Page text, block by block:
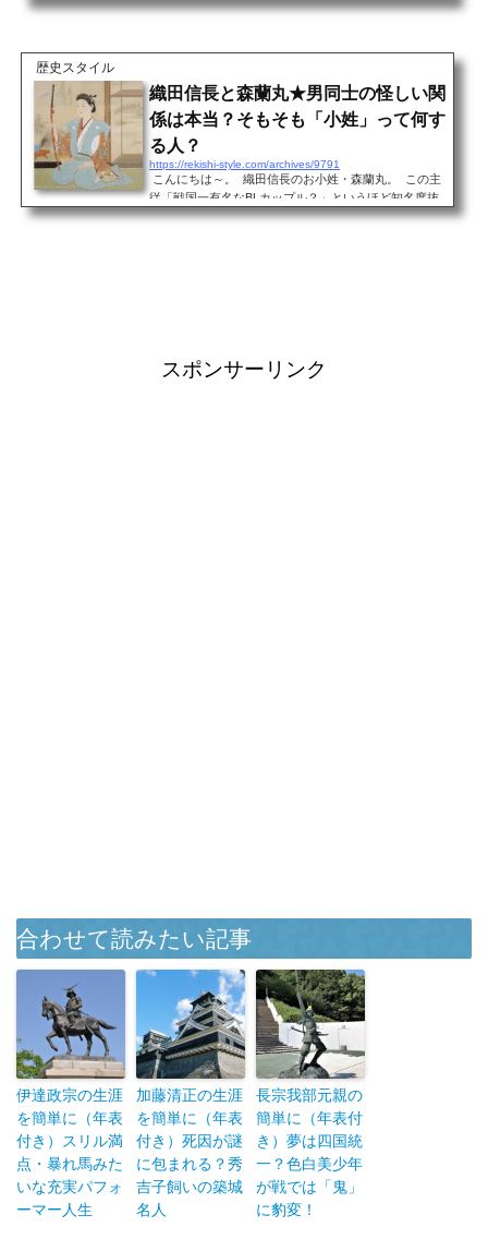
ち」に見られる残酷なものの他、秀吉の妻・ねねから
イスの書簡」に残されたものです。 ということは、ル
イス・フロイスの主観が盛り込まれた信長像というこ
とになりますね。 織田信長の長所は斬新さ！ 織田
信...
歴史スタイル
織田信長と森蘭丸★男同士の怪しい関
係は本当？そもそも「小姓」って何す
る人？
https://rekishi-style.com/archives/9791
こんにちは～。 織田信長のお小姓・森蘭丸。 この主
従「戦国一有名なBLカップル？」というほど知名度抜
群ですね。でも、実はその根拠となる史料はまったく
スポンサーリンク
合わせて読みたい記事
伊達政宗の生涯
を簡単に（年表
付き）スリル満
点・暴れ馬みた
いな充実パフォ
ーマー人生
加藤清正の生涯
を簡単に（年表
付き）死因が謎
に包まれる？秀
吉子飼いの築城
名人
長宗我部元親の
簡単に（年表付
き）夢は四国統
一？色白美少年
が戦では「鬼」
に豹変！